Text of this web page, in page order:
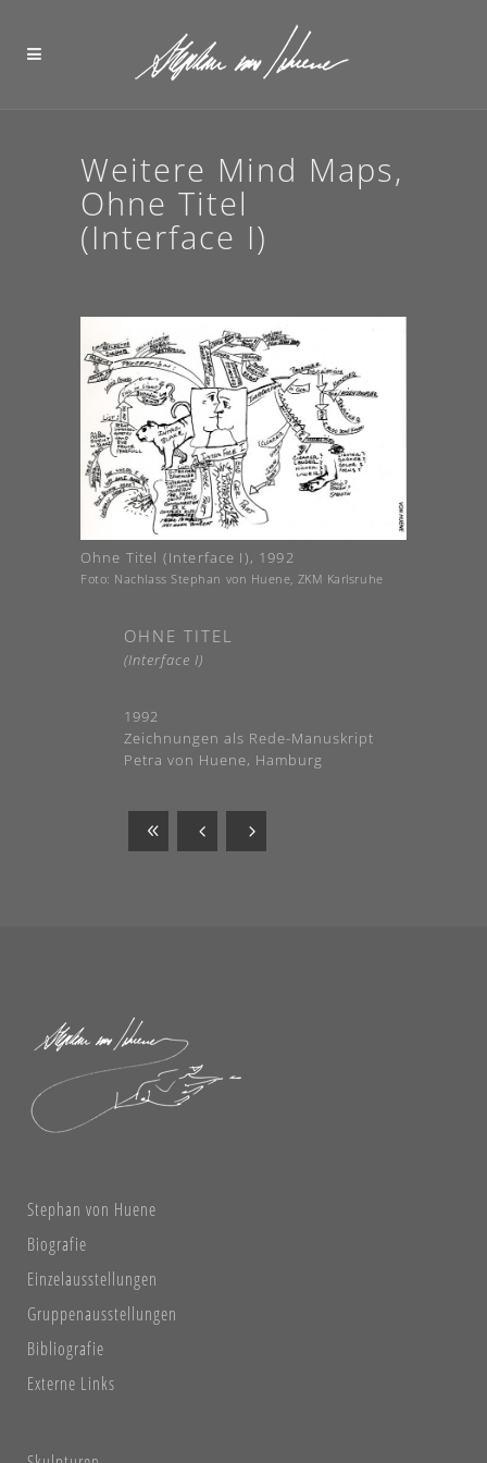
Weitere Mind Maps,
Ohne Titel
(Interface I)
Ohne Titel (Interface I), 1992
Foto: Nachlass Stephan von Huene, ZKM Karlsruhe
OHNE TITEL
(Interface I)
1992
Zeichnungen als Rede-Manuskript
Petra von Huene, Hamburg
Stephan von Huene
Biografie
Einzelausstellungen
Gruppenausstellungen
Bibliografie
Externe Links